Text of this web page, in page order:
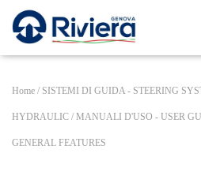
Home / SISTEMI DI GUIDA - STEERING
HYDRAULIC / MANUALI D'USO - USER
GENERAL FEATURES